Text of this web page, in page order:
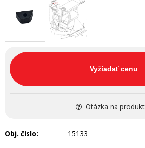
Vyžiadať cenu
Otázka na produkt
Obj. číslo: 15133